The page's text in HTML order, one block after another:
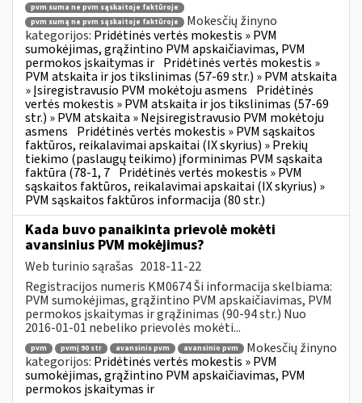
pvm suma ne pvm sąskaitoje faktūroje
pvm sumą ne pvm sąskaitoje faktūroje
Mokesčių žinyno
kategorijos: Pridėtinės vertės mokestis » PVM
sumokėjimas, grąžintino PVM apskaičiavimas, PVM
permokos įskaitymas ir Pridėtinės vertės mokestis »
PVM atskaita ir jos tikslinimas (57-69 str.) » PVM atskaita
» Įsiregistravusio PVM mokėtoju asmens Pridėtinės
vertės mokestis » PVM atskaita ir jos tikslinimas (57-69
str.) » PVM atskaita » Neįsiregistravusio PVM mokėtoju
asmens Pridėtinės vertės mokestis » PVM sąskaitos
faktūros, reikalavimai apskaitai (IX skyrius) » Prekių
tiekimo (paslaugų teikimo) įforminimas PVM sąskaita
faktūra (78-1, 7 Pridėtinės vertės mokestis » PVM
sąskaitos faktūros, reikalavimai apskaitai (IX skyrius) »
PVM sąskaitos faktūros informacija (80 str.)
Kada buvo panaikinta prievolė mokėti
avansinius PVM mokėjimus?
Web turinio sąrašas 2018-11-22
Registracijos numeris KM0674 Ši informacija skelbiama:
PVM sumokėjimas, grąžintino PVM apskaičiavimas, PVM
permokos įskaitymas ir grąžinimas (90-94 str.) Nuo
2016-01-01 nebeliko prievolės mokėti...
pvm pvmį 90 str avansinis pvm avansinio pvm
Mokesčių žinyno
kategorijos: Pridėtinės vertės mokestis » PVM
sumokėjimas, grąžintino PVM apskaičiavimas, PVM
permokos įskaitymas ir